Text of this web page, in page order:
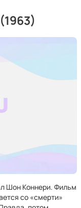
Шон Коннери. Фильм
со «смерти»